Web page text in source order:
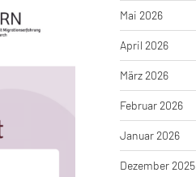
Mai 2026
April 2026
März 2026
Februar 2026
Januar 2026
Dezember 2025